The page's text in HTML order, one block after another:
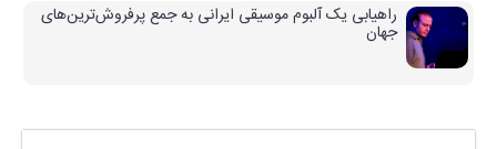
راهیابی یک آلبوم موسیقی ایرانی به جمع پرفروش‌ترین‌های
جهان